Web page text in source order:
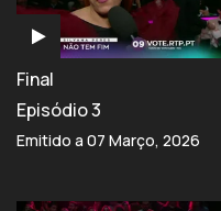
Final
Episódio 3
Emitido a 07 Março, 2026